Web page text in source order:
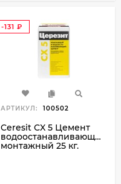
-131
АРТИКУЛ: 100502
Ceresit CX 5 Цемент
водоостанавливающий,
монтажный 25 кг.